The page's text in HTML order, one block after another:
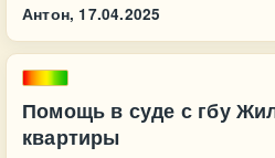
Антон, 17.04.2025
Помощь в суде с гбу
квартиры